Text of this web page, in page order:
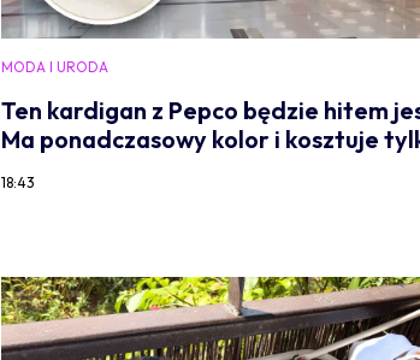
MODA I URODA
Ten kardigan z Pepco będzie hitem
Ma ponadczasowy kolor i kosztuje
18:43